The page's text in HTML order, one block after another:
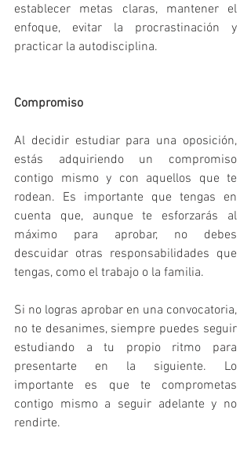
establecer metas claras, mantener el
enfoque, evitar la procrastinación y
practicar la autodisciplina.
Compromiso
Al decidir estudiar para una oposición,
estás adquiriendo un compromiso
contigo mismo y con aquellos que te
rodean. Es importante que tengas en
cuenta que, aunque te esforzarás al
máximo para aprobar, no debes
descuidar otras responsabilidades que
tengas, como el trabajo o la familia.
Si no logras aprobar en una convocatoria,
no te desanimes, siempre puedes seguir
estudiando a tu propio ritmo para
presentarte en la siguiente. Lo
importante es que te comprometas
contigo mismo a seguir adelante y no
rendirte.